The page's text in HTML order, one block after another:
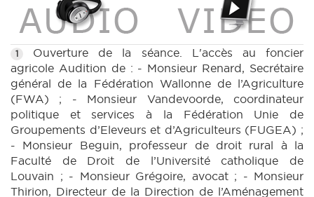
1
Ouverture de la séance. L'accès au foncier
agricole Audition de : - Monsieur Renard, Secrétaire
général de la Fédération Wallonne de l’Agriculture
(FWA) ; - Monsieur Vandevoorde, coordinateur
politique et services à la Fédération Unie de
Groupements d’Eleveurs et d’Agriculteurs (FUGEA) ;
- Monsieur Beguin, professeur de droit rural à la
Faculté de Droit de l’Université catholique de
Louvain ; - Monsieur Grégoire, avocat ; - Monsieur
Thirion, Directeur de la Direction de l’Aménagement